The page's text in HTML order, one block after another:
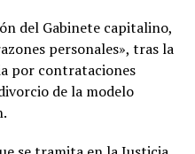
del Gabinete capitalino,
personales», tras la
por contrataciones
de la modelo